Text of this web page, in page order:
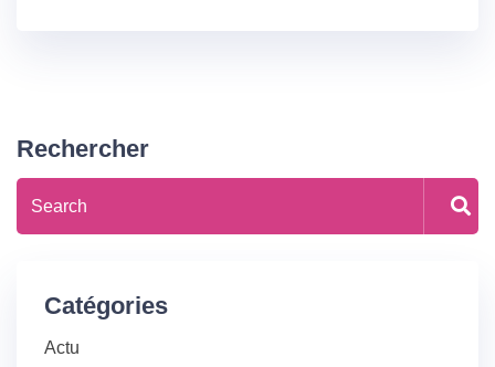
Rechercher
Catégories
Actu